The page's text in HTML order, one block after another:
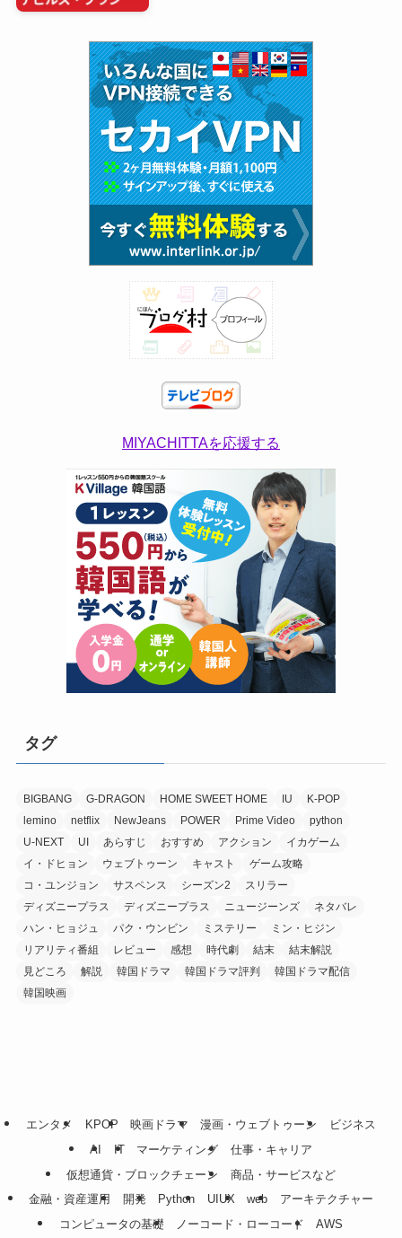
MIYACHITTAを応援する
タグ
BIGBANG G-DRAGON HOME SWEET HOME IU
K-POP
lemino
netflix NewJeans POWER Prime Video
python
U-NEXT
UI あらすじ おすすめ アクション
イカゲーム
イ・ドヒョン
ウェブトゥーン キャスト
ゲーム攻略
コ・ユンジョン
サスペンス シーズン2
スリラー
ディズニープラス
ディズニープラス ニュージーンズ
ネタバレ
ハン・ヒョジュ
パク・ウンビン ミステリー
ミン・ヒジン
リアリティ番組
レビュー 感想 時代劇 結末
結末解説
見どころ
解説 韓国ドラマ 韓国ドラマ評判
韓国ドラマ配信
韓国映画
エンタメ KPOP 映画ドラマ 漫画・ウェブトゥーン
ビジネス
AI
IT マーケティング
仕事・キャリア
仮想通貨・ブロックチェーン
商品・サービスなど
金融・資産運用
開発 Python UIUX web
アーキテクチャー
コンピュータの基礎
ノーコード・ローコード AWS